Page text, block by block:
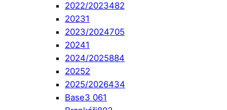
2022/2023482
20231
2023/2024705
20241
2024/2025884
20252
2025/2026434
Base3 061